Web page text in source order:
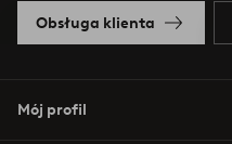
Obsługa klienta
Mój profil